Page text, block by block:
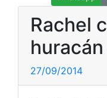
Rachel
27/09/2014